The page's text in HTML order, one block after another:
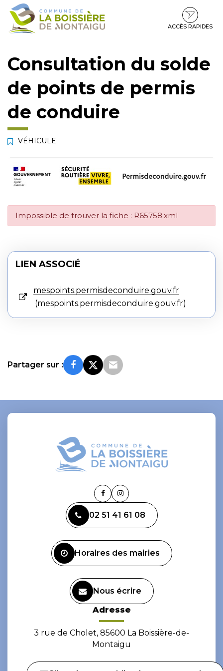
Gestion des traceurs
Aller
Aller
contenu
Aller
pied
ACCÈS RAPIDES
Consultation du solde
de points de permis
de conduire
VÉHICULE
Impossible de trouver la fiche : R65758.xml
LIEN ASSOCIÉ
mespoints.permisdeconduire.gouv.fr
mespoints.permisdeconduire.gouv.fr
Partager sur :
Lien
le
compte
Lien
le
compte
02 51 41 61 08
Horaires des mairies
Nous écrire
Adresse
3 rue de Cholet, 85600 La Boissière-de-
Montaigu